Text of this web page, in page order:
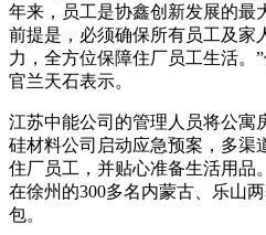
年来，员工是协鑫创新发展的最
前提是，必须确保所有员工及家
力，全方位保障住厂员工生活。
官兰天石表示。
江苏中能公司的管理人员将公寓
硅材料公司启动应急预案，多渠
住厂员工，并贴心准备生活用品
在徐州的300多名内蒙古、乐山
包。